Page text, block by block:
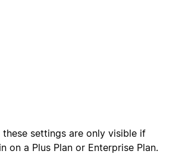
these settings are only visible if
on a Plus Plan or Enterprise Plan.